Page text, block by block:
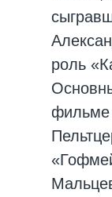
роль
фильме